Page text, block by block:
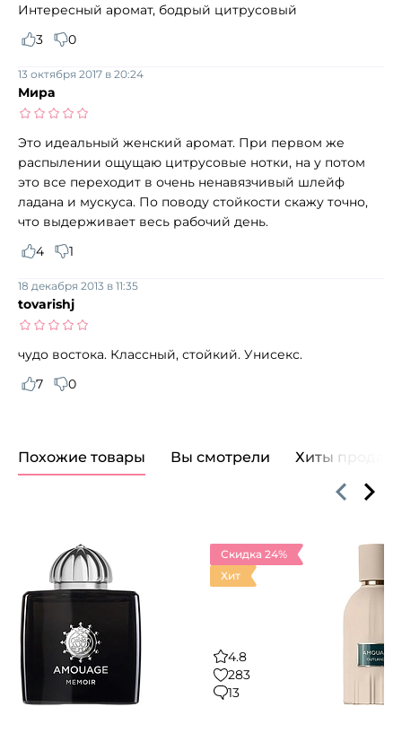
Интересный аромат, бодрый цитрусовый
3
0
Мира
13 октября 2017 в 20:24
Это идеальный женский аромат. При первом же
распылении ощущаю цитрусовые нотки, на у потом
это все переходит в очень ненавязчивый шлейф
ладана и мускуса. По поводу стойкости скажу точно,
что выдерживает весь рабочий день.
4
1
tovarishj
18 декабря 2013 в 11:35
чудо востока. Классный, стойкий. Унисекс.
7
0
Похожие товары Вы смотрели Хиты продаж
Скидка 24%
Хит
4.8
283
13